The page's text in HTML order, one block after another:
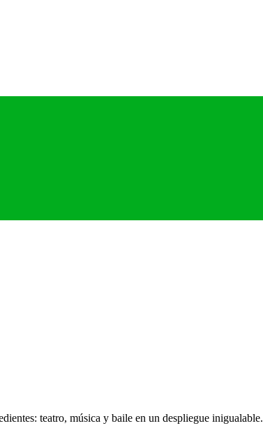
teatro, música y baile en un despliegue inigualable.